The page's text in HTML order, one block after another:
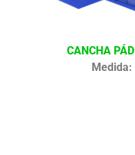
CANCHA
Medida: